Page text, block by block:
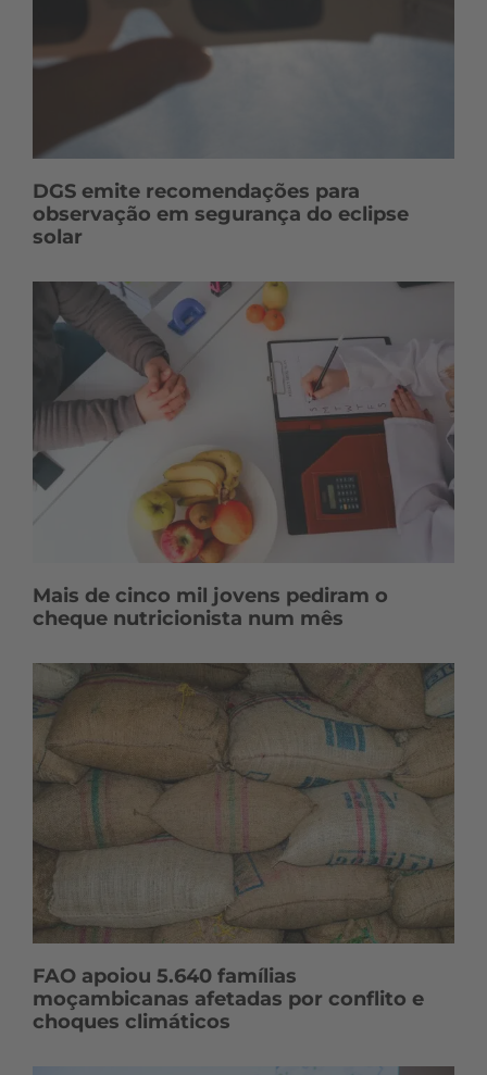
DGS emite recomendações para
observação em segurança do eclipse
solar
Mais de cinco mil jovens pediram o
cheque nutricionista num mês
FAO apoiou 5.640 famílias
moçambicanas afetadas por conflito e
choques climáticos